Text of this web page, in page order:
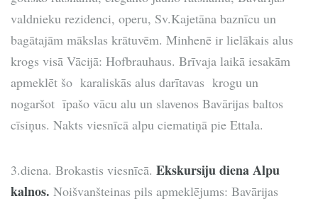
valdnieku rezidenci, operu, Sv.Kajetāna baznīcu un
bagātajām mākslas krātuvēm. Minhenē ir lielākais alus
krogs visā Vācijā: Hofbrauhaus. Brīvaja laikā iesakām
apmeklēt šo karaliskās alus darītavas krogu un
nogaršot īpašo vācu alu un slavenos Bavārijas baltos
cīsiņus. Nakts viesnīcā alpu ciematiņā pie Ettala.
3.diena. Brokastis viesnīcā. Ekskursiju diena Alpu
kalnos. Noišvanšteinas pils apmeklējums: Bavārijas